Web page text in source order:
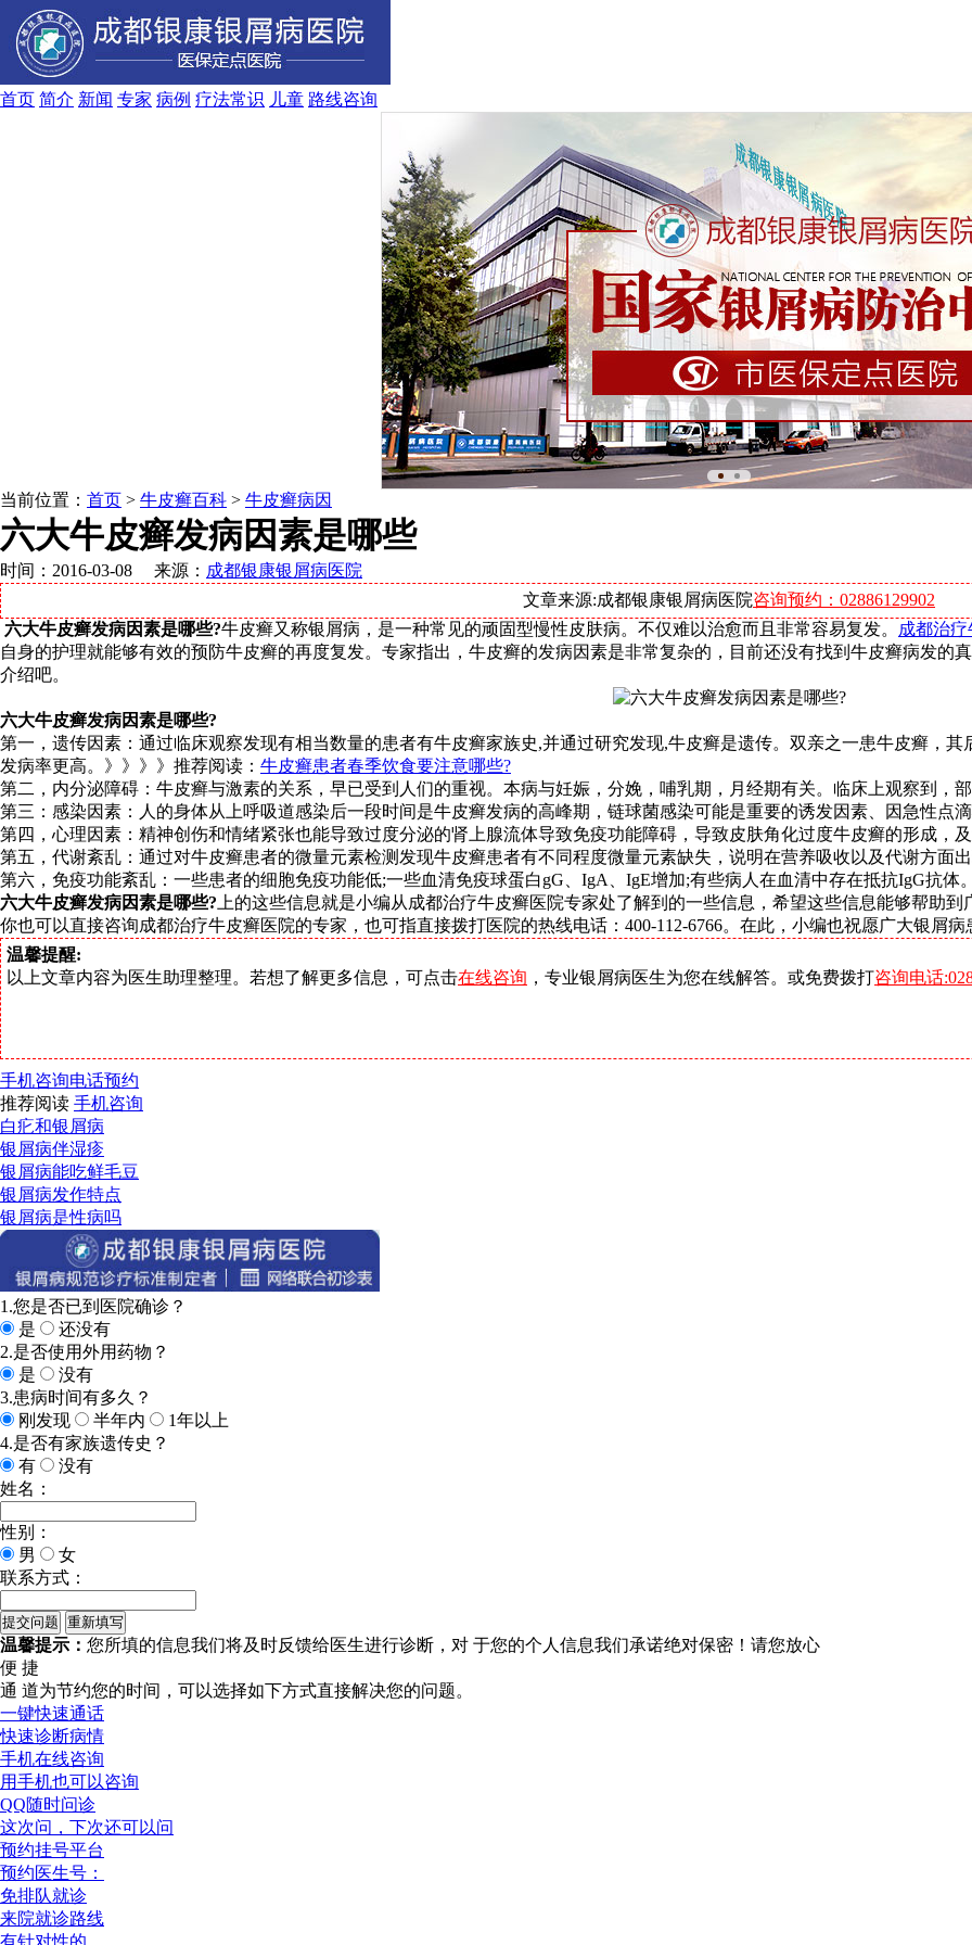
首页 简介 新闻 专家 病例 疗法常识 儿童 路线咨询
当前位置： 首页 > 牛皮癣百科 > 牛皮癣病因
六大牛皮癣发病因素是哪些
时间：2016-03-08 来源： 成都银康银屑病医院
文章来源:成都银康银屑病医院咨询预约：02886129902
六大牛皮癣发病因素是哪些?牛皮癣又称银屑病，是一种常见的顽固型慢性皮肤病。不仅难以治愈而且非常容易复发。 成都治
自身的护理就能够有效的预防牛皮癣的再度复发。专家指出，牛皮癣的发病因素是非常复杂的，目前还没有找到牛皮癣病发的
介绍吧。
六大牛皮癣发病因素是哪些?
第一，遗传因素：通过临床观察发现有相当数量的患者有牛皮癣家族史,并通过研究发现,牛皮癣是遗传。双亲之一患牛皮癣，
发病率更高。》》》》推荐阅读： 牛皮癣患者春季饮食要注意哪些?
第二，内分泌障碍：牛皮癣与激素的关系，早已受到人们的重视。本病与妊娠，分娩，哺乳期，月经期有关。临床上观察到，
第三：感染因素：人的身体从上呼吸道感染后一段时间是牛皮癣发病的高峰期，链球菌感染可能是重要的诱发因素、因急性点
第四，心理因素：精神创伤和情绪紧张也能导致过度分泌的肾上腺流体导致免疫功能障碍，导致皮肤角化过度牛皮癣的形成，
第五，代谢紊乱：通过对牛皮癣患者的微量元素检测发现牛皮癣患者有不同程度微量元素缺失，说明在营养吸收以及代谢方面出
第六，免疫功能紊乱：一些患者的细胞免疫功能低;一些血清免疫球蛋白gG、IgA、IgE增加;有些病人在血清中存在抵抗IgG抗体。
六大牛皮癣发病因素是哪些? 上的这些信息就是小编从成都治疗牛皮癣医院专家处了解到的一些信息，希望这些信息能够帮助
你也可以直接咨询成都治疗牛皮癣医院的专家，也可指直接拨打医院的热线电话：400-112-6766。在此，小编也祝愿广大银屑病
温馨提醒:
以上文章内容为医生助理整理。若想了解更多信息，可点击在线咨询 ，专业银屑病医生为您在线解答。或免费拨打咨询电话
手机咨询电话预约
推荐阅读 手机咨询
白疕和银屑病
银屑病伴湿疹
银屑病能吃鲜毛豆
银屑病发作特点
银屑病是性病吗
1.您是否已到医院确诊？
是
还没有
2.是否使用外用药物？
是
没有
3.患病时间有多久？
刚发现
半年内
1年以上
4.是否有家族遗传史？
有
没有
姓名：
性别：
男
女
联系方式：
温馨提示： 您所填的信息我们将及时反馈给医生进行诊断，对 于您的个人信息我们承诺绝对保密！请您放心
便 捷
通 道为节约您的时间，可以选择如下方式直接解决您的问题。
一键快速通话
快速诊断病情
手机在线咨询
用手机也可以咨询
QQ随时问诊
这次问，下次还可以问
预约挂号平台
预约医生号：
免排队就诊
来院就诊路线
有针对性的